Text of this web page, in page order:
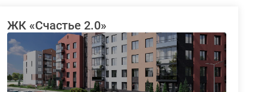
ЖК «Счастье 2.0»